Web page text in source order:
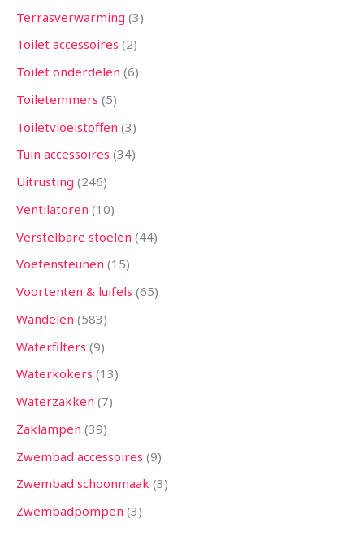
Terrasverwarming 3
Toilet accessoires 2
Toilet onderdelen 6
Toiletemmers 5
Toiletvloeistoffen 3
Tuin accessoires 34
Uitrusting 246
Ventilatoren 10
Verstelbare stoelen 44
Voetensteunen 15
Voortenten & luifels 65
Wandelen 583
Waterfilters 9
Waterkokers 13
Waterzakken 7
Zaklampen 39
Zwembad accessoires 9
Zwembad schoonmaak 3
Zwembadpompen 3